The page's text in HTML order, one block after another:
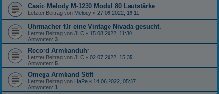
Casio Melody M-1230 Modul 80 Lautstärke
Letzter Beitrag von Melody « 27.09.2022, 19:11
Uhrmacher für eine Vintage Nivada gesucht.
Letzter Beitrag von JLC « 15.08.2022, 11:30
Antworten: 3
Record Armbanduhr
Letzter Beitrag von JLC « 02.07.2022, 15:35
Antworten: 5
Omega Armband Stift
Letzter Beitrag von HaPe « 14.06.2022, 05:37
Antworten: 1